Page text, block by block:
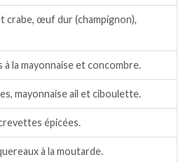
crabe, œuf dur (champignon),
la mayonnaise et concombre.
mayonnaise ail et ciboulette.
épicées.
à la moutarde.